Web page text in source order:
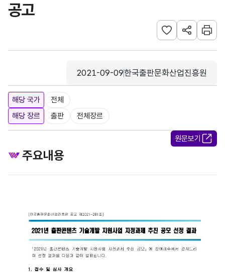
공고
관심사 등록하기
URL 공유하
인쇄
등록일
2021-09-09
수집기관
한국출판문화산업진흥원
해당 국가
전체
해당 장르
출판 전체장르
원문보기
주요내용